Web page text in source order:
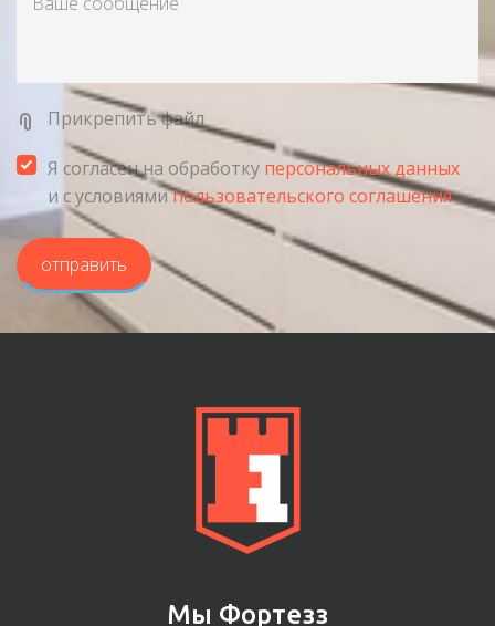
Прикрепить файл
Я согласен на обработку персональных данных
и с условиямипользовательского соглашения
отправить
Мы Фортезз